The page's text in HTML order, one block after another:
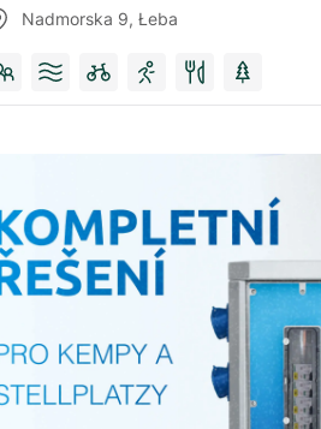
Nadmorska 9,Łeba